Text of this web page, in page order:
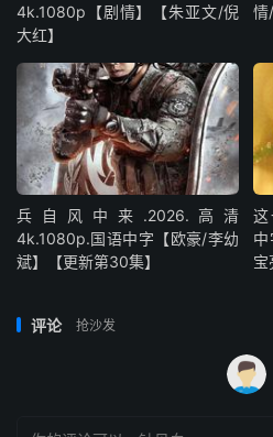
4k.1080p【剧情】【朱亚文/倪
大红】
情
兵自风中来‎.2026.高清
4k.1080p.国语中字【欧豪/李幼
斌】【更新第30集】
宝
评论 抢沙发